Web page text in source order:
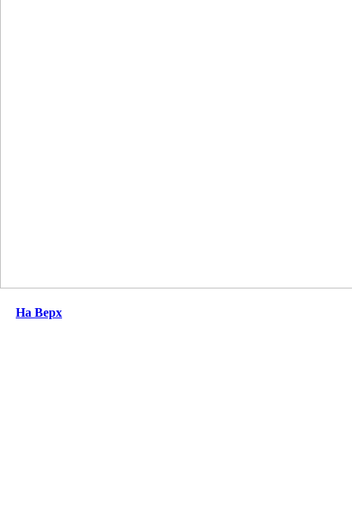
На Верх